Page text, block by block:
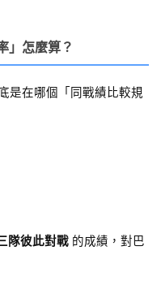
」怎麼算？
是在哪個「同戰績比較規
隊彼此對戰 的成績，對巴